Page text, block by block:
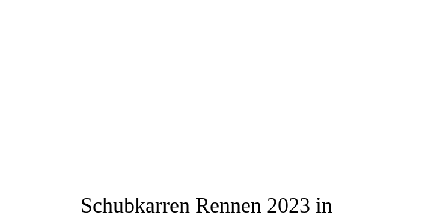
Schubkarren Rennen 2023 in